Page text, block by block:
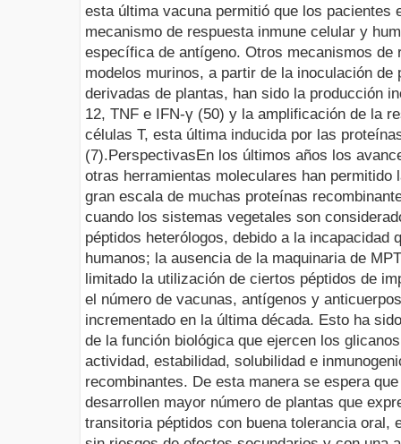
esta última vacuna permitió que los pacientes
mecanismo de respuesta inmune celular y
específica de antígeno. Otros mecanismos de
modelos murinos, a partir de la inoculación de
derivadas de plantas, han sido la producción
12, TNF e IFN-γ (50) y la amplificación de la
células T, esta última inducida por las
(7).PerspectivasEn los últimos años los
otras herramientas moleculares han permitido
gran escala de muchas proteínas
cuando los sistemas vegetales son
péptidos heterólogos, debido a la incapacidad
humanos; la ausencia de la maquinaria de
limitado la utilización de ciertos péptidos de
el número de vacunas, antígenos y
incrementado en la última década. Esto ha
de la función biológica que ejercen los
actividad, estabilidad, solubilidad e
recombinantes. De esta manera se espera
desarrollen mayor número de plantas que
transitoria péptidos con buena tolerancia oral,